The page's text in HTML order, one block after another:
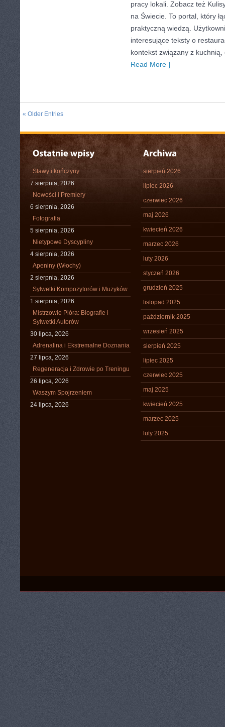
pracy lokali. Zobacz też
na Świecie. To portal, który
praktyczną wiedzą.
interesujące teksty o
kontekst związany z kuchnią,
Read More ]
« Older Entries
Stawy i kończyny
7 sierpnia, 2026
Nowości i Premiery
6 sierpnia, 2026
Fotografia
5 sierpnia, 2026
Nietypowe Dyscypliny
4 sierpnia, 2026
Apeniny (Włochy)
2 sierpnia, 2026
Sylwetki Kompozytorów i Muzyków
1 sierpnia, 2026
Mistrzowie Pióra: Biografie i
Sylwetki Autorów
30 lipca, 2026
Adrenalina i Ekstremalne Doznania
27 lipca, 2026
Regeneracja i Zdrowie po Treningu
26 lipca, 2026
Waszym Spojrzeniem
24 lipca, 2026
sierpień 2026
lipiec 2026
czerwiec 2026
maj 2026
kwiecień 2026
marzec 2026
luty 2026
styczeń 2026
grudzień 2025
listopad 2025
październik 2025
wrzesień 2025
sierpień 2025
lipiec 2025
czerwiec 2025
maj 2025
kwiecień 2025
marzec 2025
luty 2025